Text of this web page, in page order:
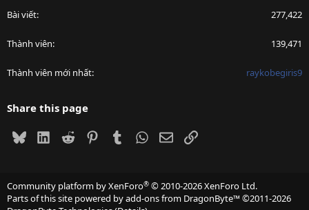
Bài viết 277,422
Thành viên 139,471
Thành viên mới nhất raykobegiris9
Share this page
BlueskyLinkedIn
Reddit PinterestTumblrWhatsApp
EmailLink
Community platform by XenForo® © 2010-2026 XenForo Ltd.
Parts of this site powered byadd-ons from DragonByte™©2011-2026